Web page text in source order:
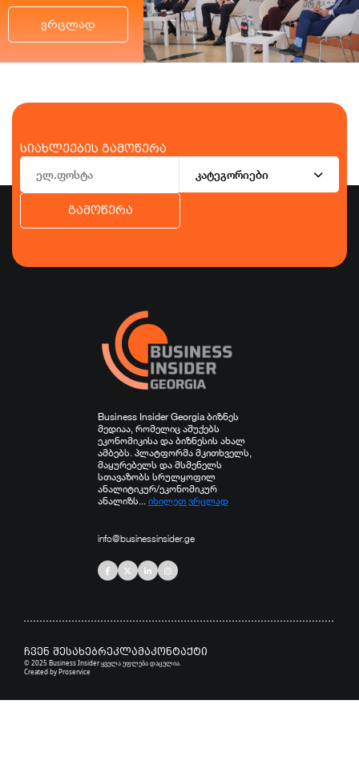
ვრცლად
სიახლეების გამოწერა
კატეგორიები
გამოწერა
Business Insider Georgia ბიზნეს
მედიაა, რომელიც აშუქებს
ეკონომიკისა და ბიზნესის ახალ
ამბებს. პლატფორმა მკითხველს,
მაყურებელს და მსმენელს
სთავაზობს სრულყოფილ
ანალიტიკურ/ეკონომიკურ
ანალიზს... იხილეთ ვრცლად
info@businessinsider.ge
ჩვენ შესახებრეკლამაკონტაქტი
© 2025 Business Insider ყველა უფლება დაცულია.
Created byProservice